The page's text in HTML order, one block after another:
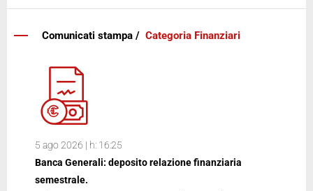
Comunicati stampa / Categoria Finanziari
5 ago 2026 | h: 16:25
Banca Generali: deposito relazione finanziaria
semestrale.